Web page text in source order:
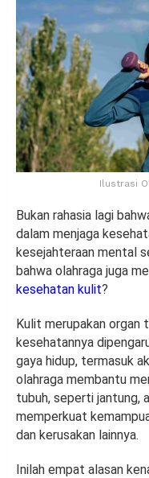
Ilustrasi
Bukan rahasia lagi
dalam menjaga
kesejahteraan mental
bahwa olahraga juga
kesehatan kulit?
Kulit merupakan organ
kesehatannya
gaya hidup, termasuk
olahraga membantu
tubuh, seperti jantung,
memperkuat
dan kerusakan lainnya.
Inilah empat alasan